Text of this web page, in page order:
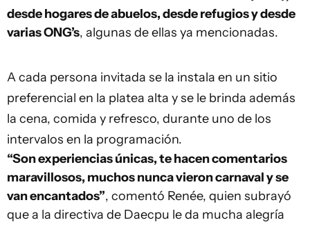
desde hogares de abuelos, desde refugios y desde
varias ONG’s, algunas de ellas ya mencionadas.
A cada persona invitada se la instala en un sitio
preferencial en la platea alta y se le brinda además
la cena, comida y refresco, durante uno de los
intervalos en la programación.
“Son experiencias únicas, te hacen comentarios
maravillosos, muchos nunca vieron carnaval y se
van encantados”, comentó Renée, quien subrayó
que a la directiva de Daecpu le da mucha alegría